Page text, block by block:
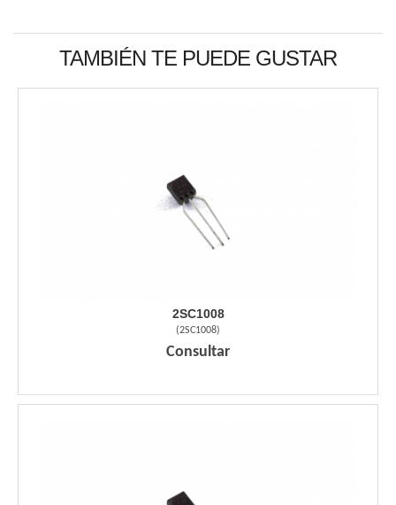
TAMBIÉN TE PUEDE GUSTAR
2SC1008
(2SC1008)
Consultar